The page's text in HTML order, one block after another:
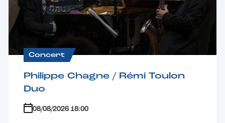
Concert
Philippe Chagne / Rémi Toulon
Duo
08/08/2026 18:00